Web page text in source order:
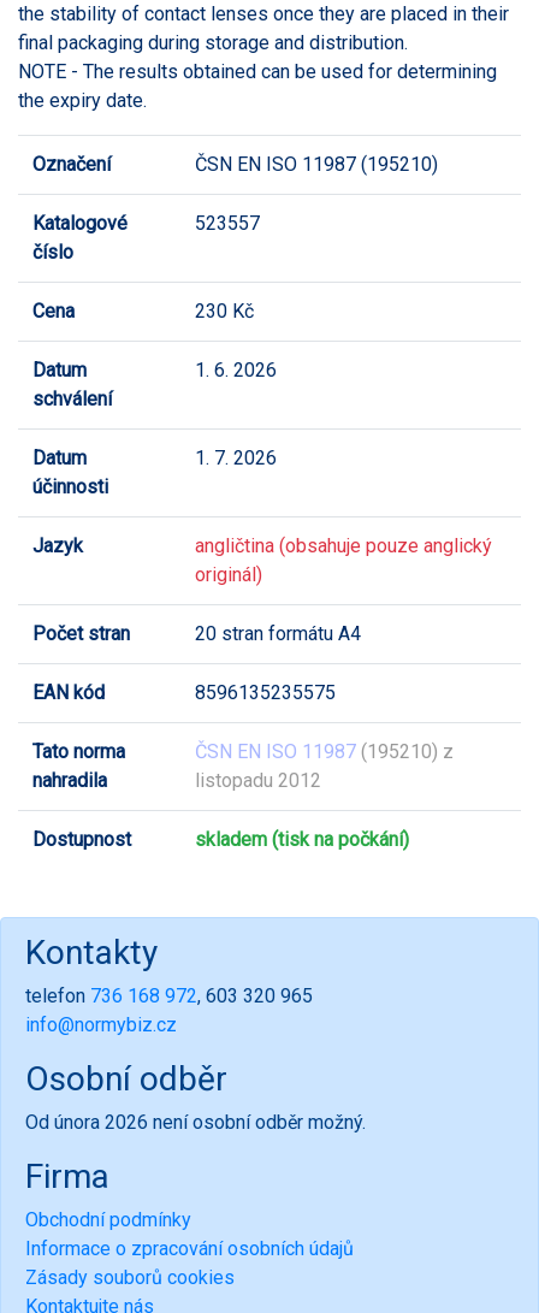
the stability of contact lenses once they are placed in their
final packaging during storage and distribution.
NOTE - The results obtained can be used for determining
the expiry date.
Označení ČSN EN ISO 11987 (195210)
Katalogové
číslo
523557
Cena 230 Kč
Datum
schválení
1. 6. 2026
Datum
účinnosti
1. 7. 2026
Jazyk
angličtina (obsahuje pouze anglický
originál)
Počet stran 20 stran formátu A4
EAN kód 8596135235575
Tato norma
nahradila
ČSN EN ISO 11987 (195210) z
listopadu 2012
Dostupnost skladem (tisk na počkání)
Kontakty
telefon 736 168 972, 603 320 965
info@normybiz.cz
Osobní odběr
Od února 2026 není osobní odběr možný.
Firma
Obchodní podmínky
Informace o zpracování osobních údajů
Zásady souborů cookies
Kontaktujte nás